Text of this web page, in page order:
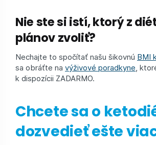
Nie ste si istí, ktorý z
plánov zvoliť?
Nechajte to spočítať našu šikovnú BMI
sa obráťte na výživové poradkyne,
k dispozícii ZADARMO.
Chcete sa o
dozvedieť ešte